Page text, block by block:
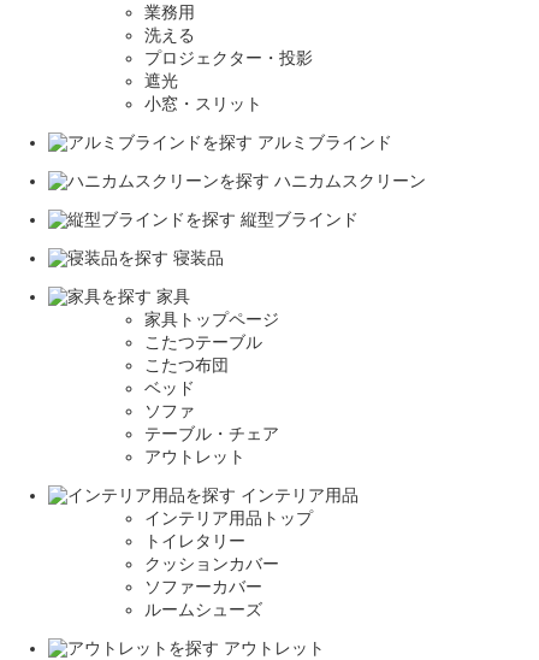
業務用
洗える
プロジェクター・投影
遮光
小窓・スリット
アルミブラインド
ハニカムスクリーン
縦型ブラインド
寝装品
家具
家具トップページ
こたつテーブル
こたつ布団
ベッド
ソファ
テーブル・チェア
アウトレット
インテリア用品
インテリア用品トップ
トイレタリー
クッションカバー
ソファーカバー
ルームシューズ
アウトレット